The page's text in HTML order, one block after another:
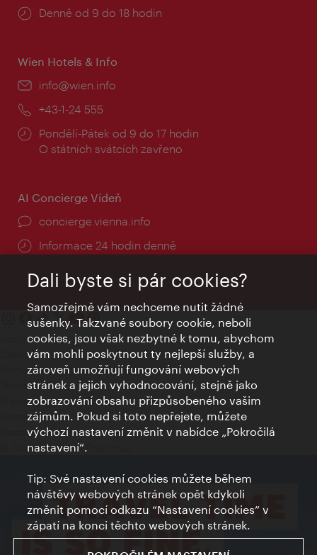
Provozní
Denně od 9 do 18 hodin
Wien Hotels & Info
E-
info@wien.info
Telefon:
+43-1-24 555
Provozní
doba:
Pondělí-Pátek od 9 do 17 hodin
O státních svátcích zavřeno
AI Concierge Vídeň
concierge.vienna.info
Informace 24 hodin denně
Kontakty
Credits
Prohlášení o ochraně osobních údajů
Terms of Use
Přístupnost
Kontakt pro tisk
Nastavení cookies
© Copyright Wien Tourismus
Dali byste si pár cookies?
Samozřejmě vám nechceme nutit žádné
sušenky. Takzvané soubory cookie, neboli
cookies, jsou však nezbytné k tomu, abychom
vám mohli poskytnout ty nejlepší služby, a
zároveň umožňují fungování webových
stránek a jejich vyhodnocování, stejně jako
zobrazování obsahu přizpůsobeného vašim
zájmům. Pokud si toto nepřejete, můžete
výchozí nastavení změnit v nabídce „Pokročilá
nastavení“.
Tip: Své nastavení cookies můžete během
návštěvy webových stránek opět kdykoli
změnit pomocí odkazu “Nastavení cookies” v
zápatí na konci těchto webových stránek.